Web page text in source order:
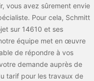
vous avez sûrement envie
Pour cela, Schmitt
sur 14610 et ses
équipe met en œuvre
de répondre à vos
demande auprès de
tarif pour les travaux de